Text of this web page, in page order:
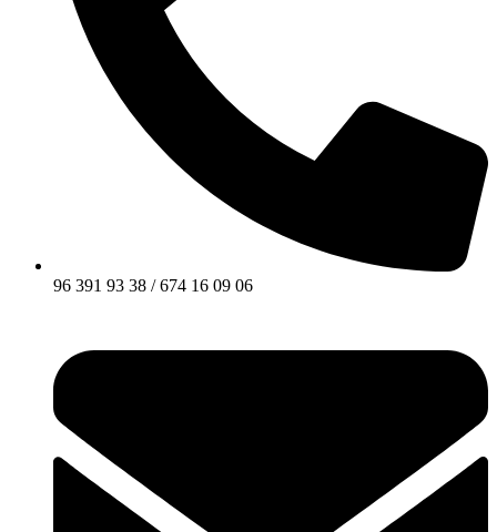
96 391 93 38 / 674 16 09 06